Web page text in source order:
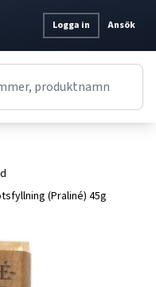
Logga in Ansök
(Praliné) 45g